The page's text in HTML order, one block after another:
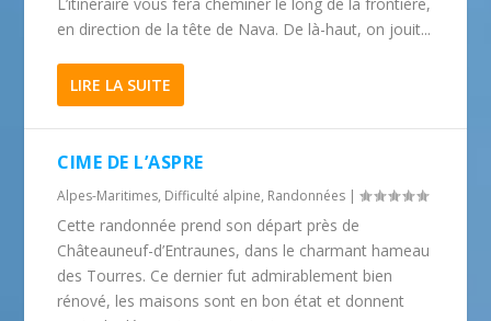
en direction de la tête de Nava. De là-haut, on jouit...
LIRE LA SUITE
CIME DE L’ASPRE
Alpes-Maritimes, Difficulté alpine, Randonnées |
Cette randonnée prend son départ près de
Châteauneuf-d’Entraunes, dans le charmant hameau
des Tourres. Ce dernier fut admirablement bien
rénové, les maisons sont en bon état et donnent